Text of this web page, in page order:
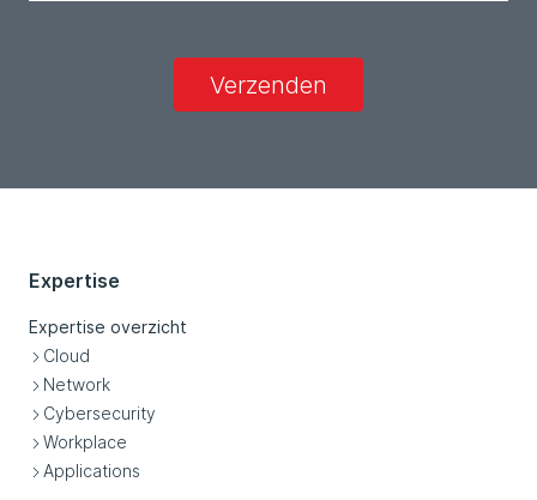
Verzenden
Expertise
Expertise overzicht
Cloud
Network
Cybersecurity
Workplace
Applications